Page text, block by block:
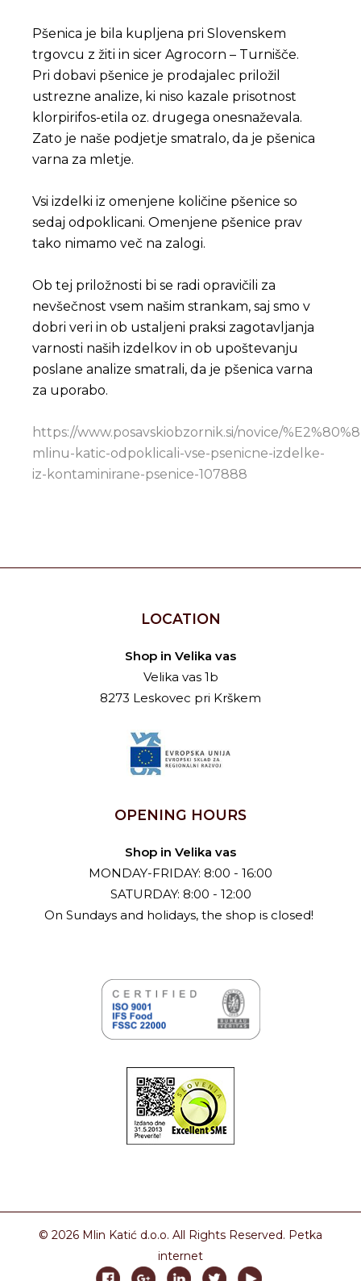
Pšenica je bila kupljena pri Slovenskem
trgovcu z žiti in sicer Agrocorn – Turnišče.
Pri dobavi pšenice je prodajalec priložil
ustrezne analize, ki niso kazale prisotnost
klorpirifos-etila oz. drugega onesnaževala.
Zato je naše podjetje smatralo, da je pšenica
varna za mletje.
Vsi izdelki iz omenjene količine pšenice so
sedaj odpoklicani. Omenjene pšenice prav
tako nimamo več na zalogi.
Ob tej priložnosti bi se radi opravičili za
nevšečnost vsem našim strankam, saj smo v
dobri veri in ob ustaljeni praksi zagotavljanja
varnosti naših izdelkov in ob upoštevanju
poslane analize smatrali, da je pšenica varna
za uporabo.
https://www.posavskiobzornik.si/novice/
mlinu-katic-odpoklicali-vse-psenicne-izdelke-
iz-kontaminirane-psenice-107888
LOCATION
Shop in Velika vas
Velika vas 1b
8273 Leskovec pri Krškem
OPENING HOURS
Shop in Velika vas
MONDAY-FRIDAY: 8:00 - 16:00
SATURDAY: 8:00 - 12:00
On Sundays and holidays, the shop is closed!
© 2026 Mlin Katić d.o.o. All Rights Reserved. Petka
internet